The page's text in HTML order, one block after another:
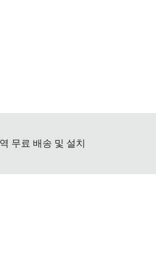
무료 배송 및 설치